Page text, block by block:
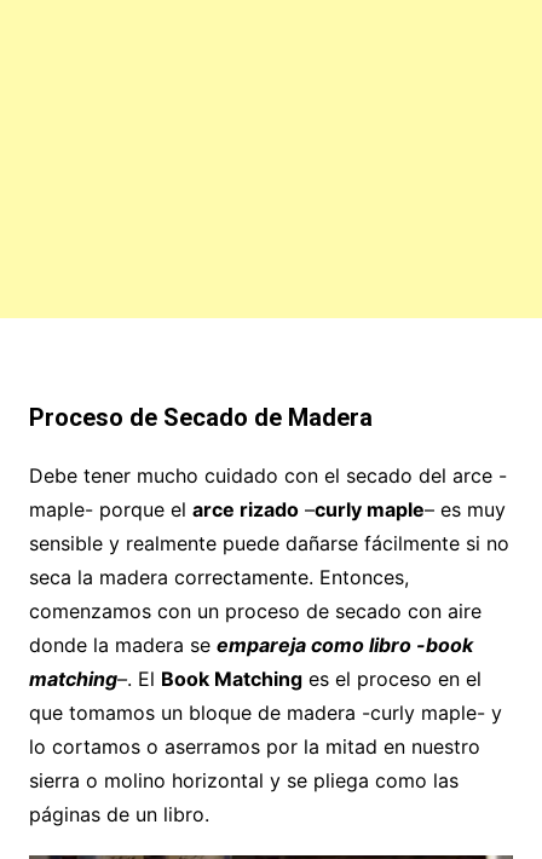
Proceso de Secado de Madera
Debe tener mucho cuidado con el secado del arce -
maple- porque el arce rizado–curly maple– es muy
sensible y realmente puede dañarse fácilmente si no
seca la madera correctamente. Entonces,
comenzamos con un proceso de secado con aire
donde la madera se empareja como libro -book
matching–. El Book Matchinges el proceso en el
que tomamos un bloque de madera -curly maple- y
lo cortamos o aserramos por la mitad en nuestro
sierra o molino horizontal y se pliega como las
páginas de un libro.